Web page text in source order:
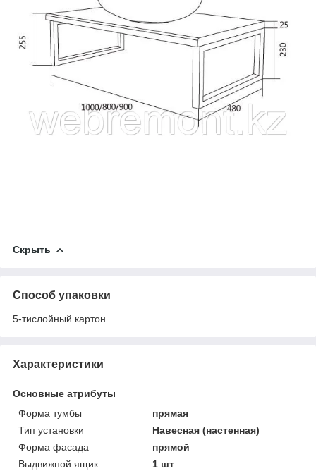
Скрыть
Способ упаковки
5-тислойный картон
Характеристики
Основные атрибуты
Форма тумбы
прямая
Тип установки
Навесная (настенная)
Форма фасада
прямой
Выдвижной ящик
1 шт